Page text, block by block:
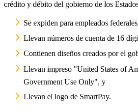
crédito y débito del gobierno de los
Se expiden para empleados
Llevan números de cuenta de 16
Contienen diseños creados por el
Llevan impreso "United States of
Government Use Only", y
Llevan el logo de SmartPay.